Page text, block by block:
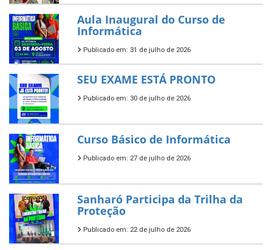
Aula Inaugural do Curso de
Informática
Publicado em: 31 de julho de 2026
SEU EXAME ESTÁ PRONTO
Publicado em: 30 de julho de 2026
Curso Básico de Informática
Publicado em: 27 de julho de 2026
Sanharó Participa da Trilha da
Proteção
Publicado em: 22 de julho de 2026